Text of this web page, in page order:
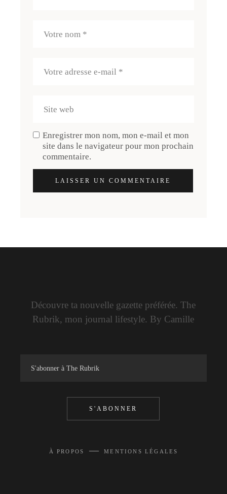
Enregistrer mon nom, mon e-mail et mon
site dans le navigateur pour mon prochain
commentaire.
LAISSER UN COMMENTAIRE
Découvre ta nouvelle gazette préférée. The
Rubrik, mon journal lifestyle. By Camille
S'ABONNER
À PROPOS — MENTIONS LÉGALES